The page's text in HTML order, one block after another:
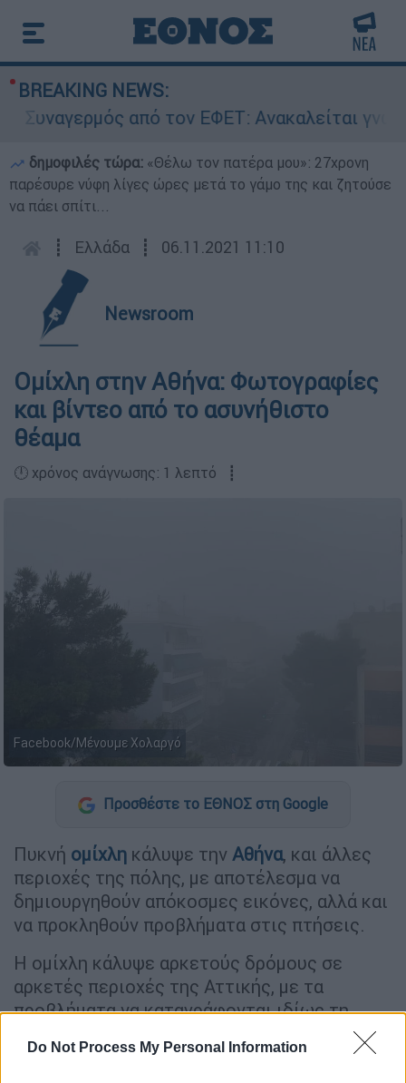
Do Not Process My Personal Information
BREAKING NEWS:
από τον ΕΦΕΤ: Ανακαλείται
δημοφιλές τώρα: «Θέλω τον πατέρα μου»: 27χρονη
παρέσυρε νύφη λίγες ώρες μετά το γάμο της και ζητούσε
να πάει σπίτι...
┋ Ελλάδα ┋ 06.11.2021 11:10
Newsroom
Ομίχλη στην Αθήνα: Φωτογραφίες
και βίντεο από το ασυνήθιστο
θέαμα
🕛 χρόνος ανάγνωσης: 1 λεπτό ┋
Facebook/Μένουμε Χολαργό
Προσθέστε το ΕΘΝΟΣ στη Google
Πυκνή ομίχλη κάλυψε την Αθήνα, και άλλες
περιοχές της πόλης, με αποτέλεσμα να
δημιουργηθούν απόκοσμες εικόνες, αλλά και
να προκληθούν προβλήματα στις πτήσεις.
Η ομίχλη κάλυψε αρκετούς δρόμους σε
αρκετές περιοχές της Αττικής, με τα
προβλήματα να καταγράφονται ιδίως τη
ασυνήθιστες για τους κατοίκους της Αθήνας,